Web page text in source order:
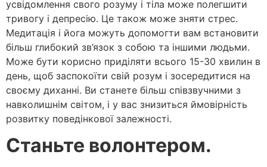
усвідомлення свого розуму і тіла може полегшити
тривогу і депресію. Це також може зняти стрес.
Медитація і йога можуть допомогти вам встановити
більш глибокий зв’язок з собою та іншими людьми.
Може бути корисно приділяти всього 15-30 хвилин в
день, щоб заспокоїти свій розум і зосередитися на
своєму диханні. Ви станете більш співзвучними з
навколишнім світом, і у вас знизиться ймовірність
розвитку поведінкової залежності.
Станьте волонтером.